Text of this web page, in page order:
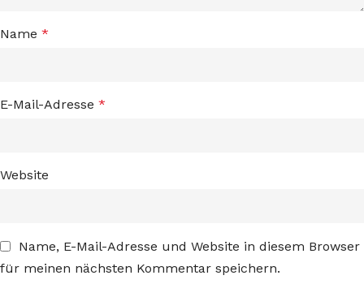
Name *
E-Mail-Adresse *
Website
Name, E-Mail-Adresse und Website in diesem Browser
für meinen nächsten Kommentar speichern.